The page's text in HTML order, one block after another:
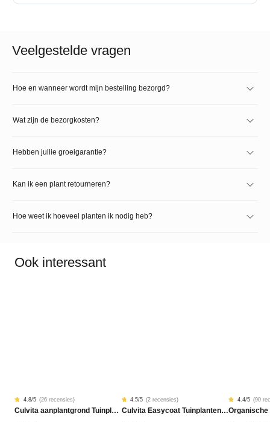
Veelgestelde vragen
Hoe en wanneer wordt mijn bestelling bezorgd?
Wat zijn de bezorgkosten?
Hebben jullie groeigarantie?
Kan ik een plant retourneren?
Hoe weet ik hoeveel planten ik nodig heb?
Ook interessant
Gewaardeerd
4.77
26
4.8/5 (26 recensies)
Culvita aanplantgrond Tuinplanten, Bomen & Hagen BIO 40L
Gewaardeerd
4.50
2
4.5/5 (2 recensies)
Culvita Easycoat Tuinplantenmest (langdurige werking) Gewaardeerd
4.42
90
4.4/5 (90